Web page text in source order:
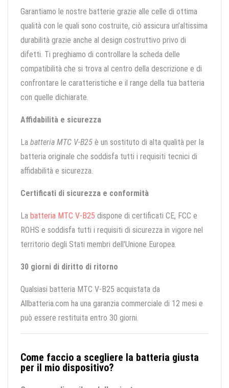
Garantiamo le nostre batterie grazie alle celle di ottima
qualità con le quali sono costruite, ciò assicura un’altissima
durabilità grazie anche al design costruttivo privo di
difetti. Ti preghiamo di controllare la scheda delle
compatibilità che si trova al centro della descrizione e di
confrontare le caratteristiche e il range della tua batteria
con quelle dichiarate.
Affidabilità e sicurezza
La batteria MTC V-B25 è un sostituto di alta qualità per la
batteria originale che soddisfa tutti i requisiti tecnici di
affidabilità e sicurezza.
Certificati di sicurezza e conformità
La batteria MTC V-B25 dispone di certificati CE, FCC e
ROHS e soddisfa tutti i requisiti di sicurezza in vigore nel
territorio degli Stati membri dell'Unione Europea.
30 giorni di diritto di ritorno
Qualsiasi batteria MTC V-B25 acquistata da
Allbatteria.com ha una garanzia commerciale di 12 mesi e
può essere restituita entro 30 giorni.
Come faccio a scegliere la batteria giusta
per il mio dispositivo?